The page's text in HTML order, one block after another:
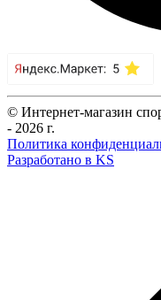
© Интернет-магазин
- 2026 г.
Политика
Разработано в KS